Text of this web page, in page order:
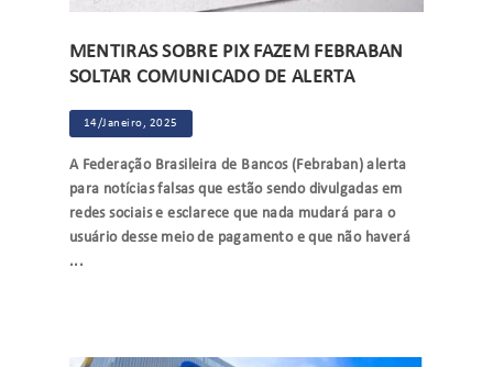
MENTIRAS SOBRE PIX FAZEM FEBRABAN
SOLTAR COMUNICADO DE ALERTA
14/Janeiro, 2025
A Federação Brasileira de Bancos (Febraban) alerta
para notícias falsas que estão sendo divulgadas em
redes sociais e esclarece que nada mudará para o
usuário desse meio de pagamento e que não haverá
...